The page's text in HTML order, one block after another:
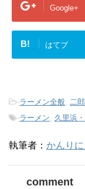
Google+
B! はてブ
-ラーメン全般, 二
-ラーメン, 久里浜
執筆者： かんりに
comment